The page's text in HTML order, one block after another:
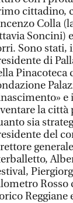
cittadino,
Colla
Soncini)
Sono
di
e
la città
sia
del
Rosso
Reggiane